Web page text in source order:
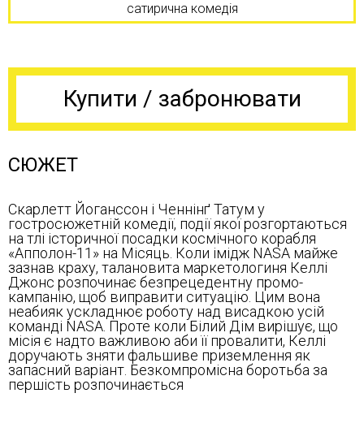
сатирична комедія
Купити / забронювати
СЮЖЕТ
Скарлетт Йоганссон і Ченнінґ Татум у
гостросюжетній комедії, події якої розгортаються
на тлі історичної посадки космічного корабля
«Апполон-11» на Місяць. Коли імідж NASA майже
зазнав краху, талановита маркетологиня Келлі
Джонс розпочинає безпрецедентну промо-
кампанію, щоб виправити ситуацію. Цим вона
неабияк ускладнює роботу над висадкою усій
команді NASA. Проте коли Білий Дім вирішує, що
місія є надто важливою аби її провалити, Келлі
доручають зняти фальшиве приземлення як
запасний варіант. Безкомпромісна боротьба за
першість розпочинається